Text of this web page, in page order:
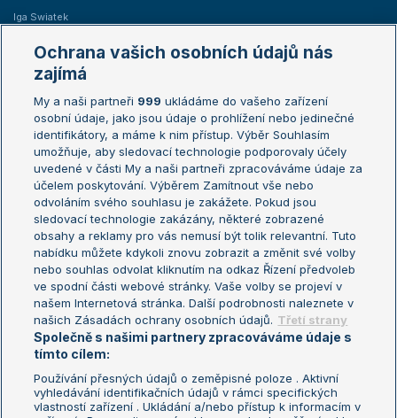
Iga Swiatek
Žebříčky
Žebříček ATP (muži)
Žebříček WTA (ženy)
Sázkařský žebříček
Australian Open
French Open
Wimbledon
US Open
Turnaj mistrů
Turnaj mistryň
Aktualní trendy
Fotbalové přestupy
Livesport Daily
LS Prague Open
Podmínky užití Nastavení soukromí
Ochrana vašich osobních údajů nás
zajímá
My a naši partneři 999 ukládáme do vašeho zařízení
osobní údaje, jako jsou údaje o prohlížení nebo jedinečné
identifikátory, a máme k nim přístup. Výběr Souhlasím
umožňuje, aby sledovací technologie podporovaly účely
uvedené v části My a naši partneři zpracováváme údaje za
účelem poskytování. Výběrem Zamítnout vše nebo
odvoláním svého souhlasu je zakážete. Pokud jsou
sledovací technologie zakázány, některé zobrazené
obsahy a reklamy pro vás nemusí být tolik relevantní. Tuto
nabídku můžete kdykoli znovu zobrazit a změnit své volby
nebo souhlas odvolat kliknutím na odkaz Řízení předvoleb
ve spodní části webové stránky. Vaše volby se projeví v
našem Internetová stránka. Další podrobnosti naleznete v
našich Zásadách ochrany osobních údajů. Třetí strany
Společně s našimi partnery zpracováváme údaje s
tímto cílem:
Používání přesných údajů o zeměpisné poloze . Aktivní
vyhledávání identifikačních údajů v rámci specifických
vlastností zařízení . Ukládání a/nebo přístup k informacím v